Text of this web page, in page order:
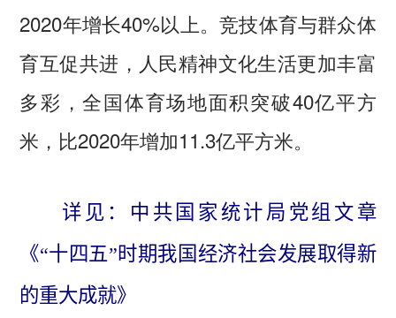
2020年增长40%以上。竞技体育与群众体
育互促共进，人民精神文化生活更加丰富
多彩，全国体育场地面积突破40亿平方
米，比2020年增加11.3亿平方米。
详见：中共国家统计局党组文章
《“十四五”时期我国经济社会发展取得新
的重大成就》